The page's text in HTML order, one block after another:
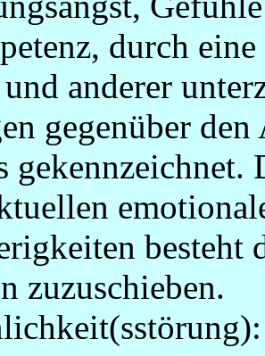
durch
anderer
gegenüber
besteht
zuzuschieben.